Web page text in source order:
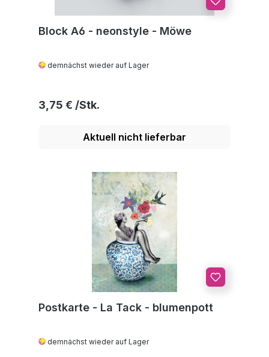
Block A6 - neonstyle - Möwe
demnächst wieder auf Lager
Regulärer Preis:
3,75 €
Aktuell nicht lieferbar
Postkarte - La Tack - blumenpott
demnächst wieder auf Lager